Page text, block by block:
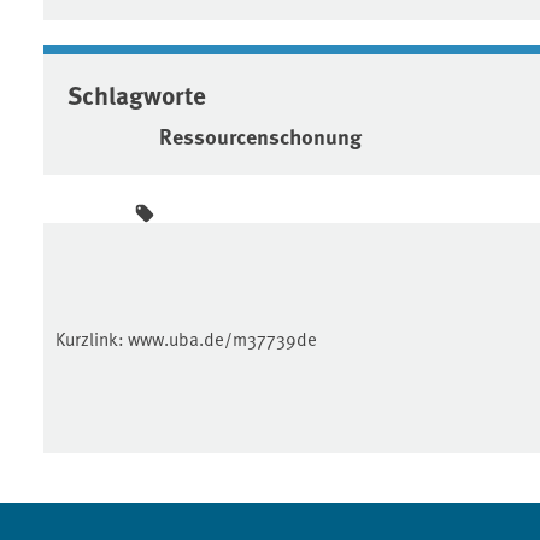
Schlagworte
Ressourcenschonung
Kurzlink: www.uba.de/m37739de